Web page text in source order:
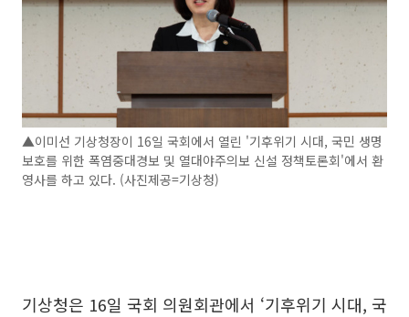
▲이미선 기상청장이 16일 국회에서 열린 '기후위기 시대, 국민 생명
보호를 위한 폭염중대경보 및 열대야주의보 신설 정책토론회'에서 환
영사를 하고 있다. (사진제공=기상청)
기상청은 16일 국회 의원회관에서 ‘기후위기 시대, 국